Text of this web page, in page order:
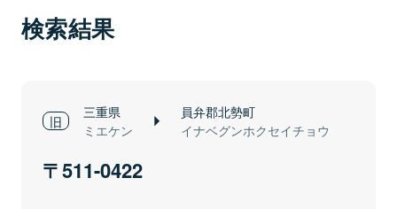
検索結果
三重県
ミエケン
員弁郡北勢町
イナベグンホクセイチョウ
511-0422